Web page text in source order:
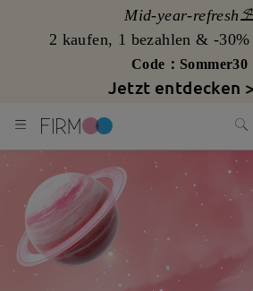
Mid-year-
2 kaufen, 1 bezahlen & -
Code：Sommer30
Jetzt entdecken >